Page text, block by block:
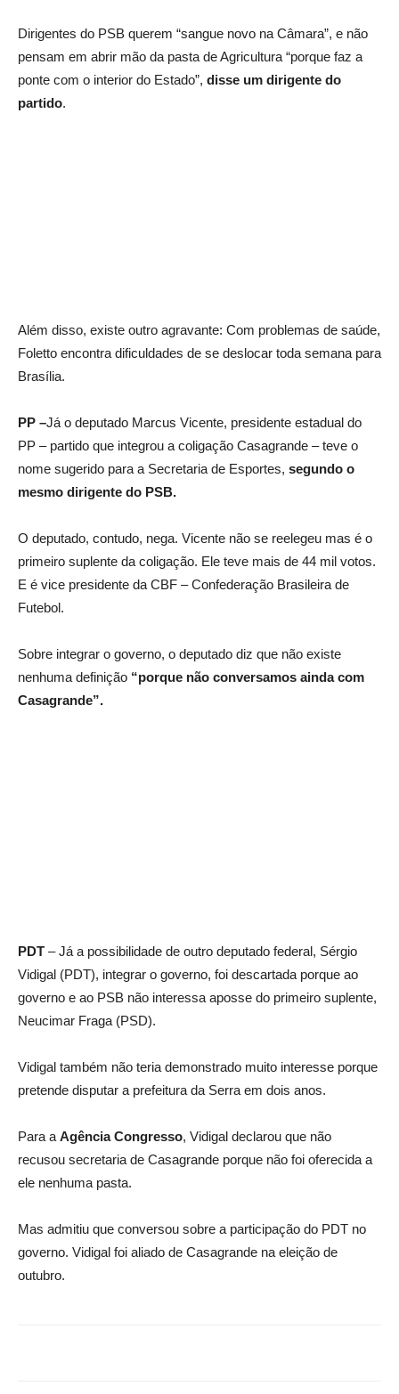
Dirigentes do PSB querem “sangue novo na Câmara”, e não
pensam em abrir mão da pasta de Agricultura “porque faz a
ponte com o interior do Estado”, disse um dirigente do
partido.
Além disso, existe outro agravante: Com problemas de saúde,
Foletto encontra dificuldades de se deslocar toda semana para
Brasília.
PP –Já o deputado Marcus Vicente, presidente estadual do
PP – partido que integrou a coligação Casagrande – teve o
nome sugerido para a Secretaria de Esportes, segundo o
mesmo dirigente do PSB.
O deputado, contudo, nega. Vicente não se reelegeu mas é o
primeiro suplente da coligação. Ele teve mais de 44 mil votos.
E é vice presidente da CBF – Confederação Brasileira de
Futebol.
Sobre integrar o governo, o deputado diz que não existe
nenhuma definição “porque não conversamos ainda com
Casagrande”.
PDT – Já a possibilidade de outro deputado federal, Sérgio
Vidigal (PDT), integrar o governo, foi descartada porque ao
governo e ao PSB não interessa aposse do primeiro suplente,
Neucimar Fraga (PSD).
Vidigal também não teria demonstrado muito interesse porque
pretende disputar a prefeitura da Serra em dois anos.
Para a Agência Congresso, Vidigal declarou que não
recusou secretaria de Casagrande porque não foi oferecida a
ele nenhuma pasta.
Mas admitiu que conversou sobre a participação do PDT no
governo. Vidigal foi aliado de Casagrande na eleição de
outubro.